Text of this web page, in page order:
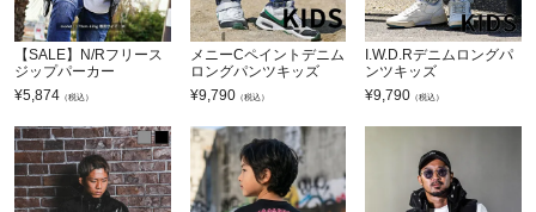
【SALE】N/Rフリース
ジップパーカー
¥5,874 （税込）
メニーCペイントデニム
ロングパンツキッズ
¥9,790（税込）
I.W.D.Rデニムロングパ
ンツキッズ
¥9,790 （税込）